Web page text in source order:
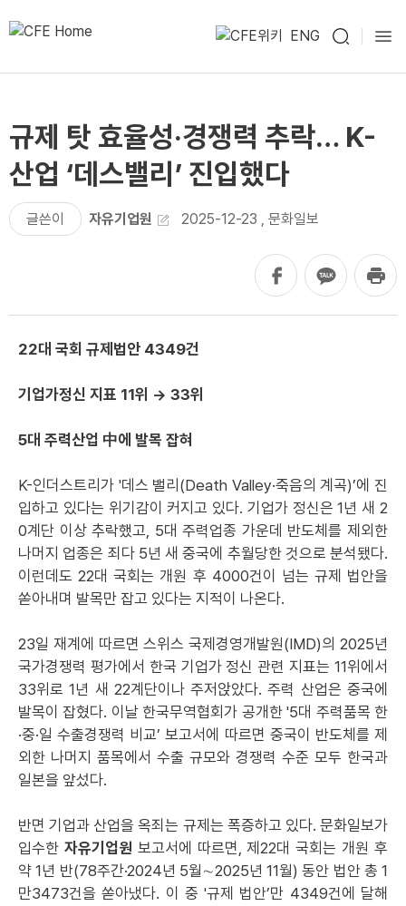
ENG
규제 탓 효율성·경쟁력 추락… K-
산업 ‘데스밸리’ 진입했다
글쓴이 자유기업원 2025-12-23 , 문화일보
22대 국회 규제법안 4349건
기업가정신 지표 11위 → 33위
5대 주력산업 中에 발목 잡혀
K-인더스트리가 '데스 밸리(Death Valley·죽음의 계곡)’에 진
입하고 있다는 위기감이 커지고 있다. 기업가 정신은 1년 새 2
0계단 이상 추락했고, 5대 주력업종 가운데 반도체를 제외한
나머지 업종은 죄다 5년 새 중국에 추월당한 것으로 분석됐다.
이런데도 22대 국회는 개원 후 4000건이 넘는 규제 법안을
쏟아내며 발목만 잡고 있다는 지적이 나온다.
23일 재계에 따르면 스위스 국제경영개발원(IMD)의 2025년
국가경쟁력 평가에서 한국 기업가 정신 관련 지표는 11위에서
33위로 1년 새 22계단이나 주저앉았다. 주력 산업은 중국에
발목이 잡혔다. 이날 한국무역협회가 공개한 '5대 주력품목 한
·중·일 수출경쟁력 비교’ 보고서에 따르면 중국이 반도체를 제
외한 나머지 품목에서 수출 규모와 경쟁력 수준 모두 한국과
일본을 앞섰다.
반면 기업과 산업을 옥죄는 규제는 폭증하고 있다. 문화일보가
입수한 자유기업원 보고서에 따르면, 제22대 국회는 개원 후
약 1년 반(78주간·2024년 5월∼2025년 11월) 동안 법안 총 1
만3473건을 쏟아냈다. 이 중 '규제 법안’만 4349건에 달해